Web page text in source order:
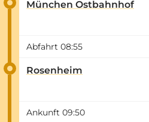
München Ostbahnhof
Abfahrt 08:55
Rosenheim
Ankunft 09:50